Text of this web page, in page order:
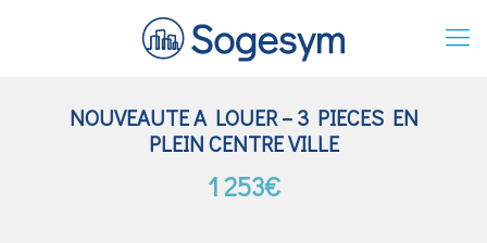
NOUVEAUTE A LOUER – 3 PIECES EN
PLEIN CENTRE VILLE
1 253€